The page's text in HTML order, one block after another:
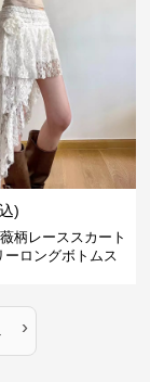
)
柄レーススカート
ーロングボトムス
›